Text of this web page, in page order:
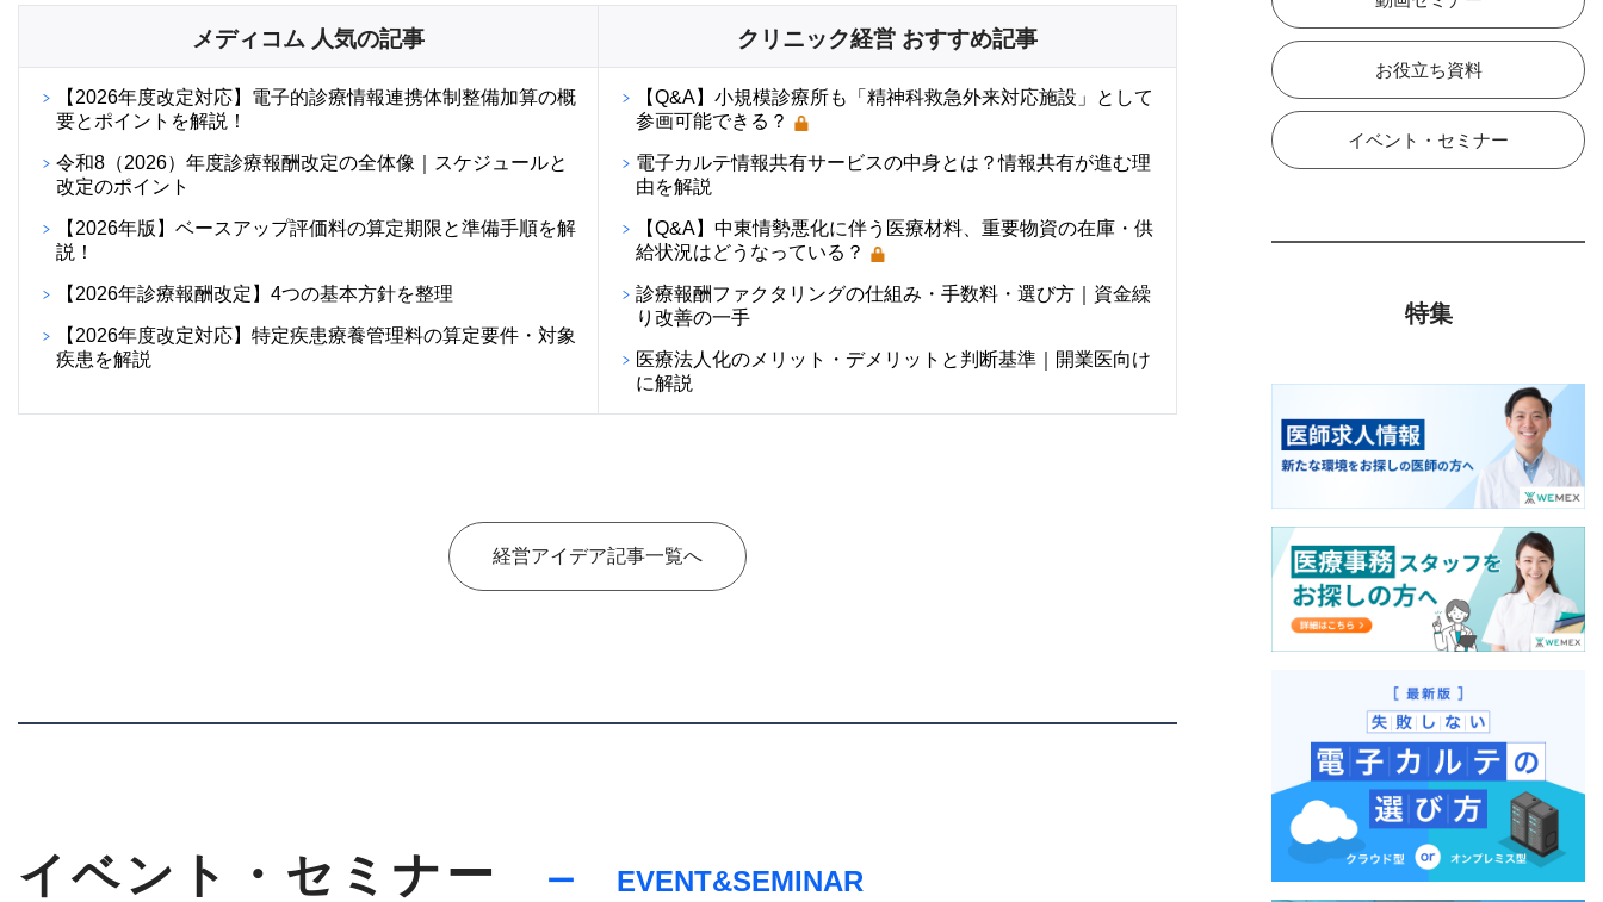
メディコム 人気の記事
【2026年度改定対応】電子的診療情報連携体制整備加算の概
要とポイントを解説！
令和8（2026）年度診療報酬改定の全体像｜スケジュールと
改定のポイント
【2026年版】ベースアップ評価料の算定期限と準備手順を解
説！
【2026年診療報酬改定】4つの基本方針を整理
【2026年度改定対応】特定疾患療養管理料の算定要件・対象
疾患を解説
クリニック経営 おすすめ記事
【Q&A】小規模診療所も「精神科救急外来対応施設」として
参画可能できる？
電子カルテ情報共有サービスの中身とは？情報共有が進む理
由を解説
【Q&A】中東情勢悪化に伴う医療材料、重要物資の在庫・供
給状況はどうなっている？
診療報酬ファクタリングの仕組み・手数料・選び方｜資金繰
り改善の一手
医療法人化のメリット・デメリットと判断基準｜開業医向け
に解説
経営アイデア記事一覧へ
イベント・セミナー EVENT&SEMINAR
お役立ち資料
イベント・セミナー
特集